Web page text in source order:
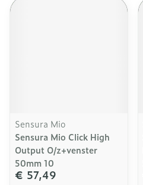
Sensura Mio
Sensura Mio Click High
Output O/z+venster
50mm 10
€ 57,49